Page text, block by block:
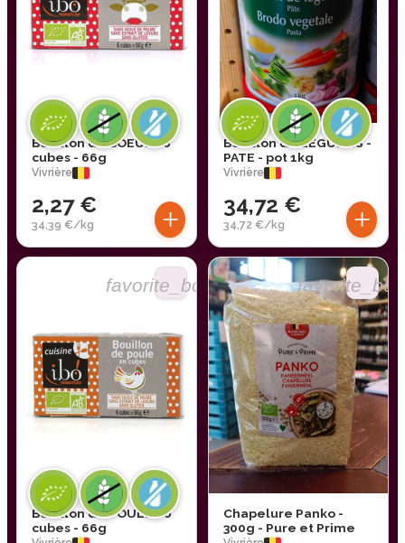
Bouillon de BOEUF - 6
cubes - 66g
Vivrière
2,27 €
34,39 €/kg +
Bouillon de LÉGUMES -
PATE - pot 1kg
Vivrière
34,72 €
34,72 €/kg +
favorite_border
Bouillon de POULE - 6
cubes - 66g
Chapelure Panko -
300g - Pure et Prime